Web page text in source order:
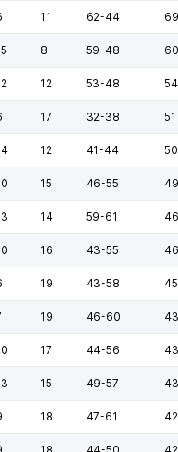
11 62-44 69
8 59-48 60
12 53-48 54
17 32-38 51
12 41-44 50
15 46-55 49
14 59-61 46
16 43-55 46
19 43-58 45
19 46-60 43
17 44-56 43
15 49-57 43
18 47-61 42